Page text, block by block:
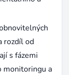
rozdíl od
s fázemi
monitoringu a